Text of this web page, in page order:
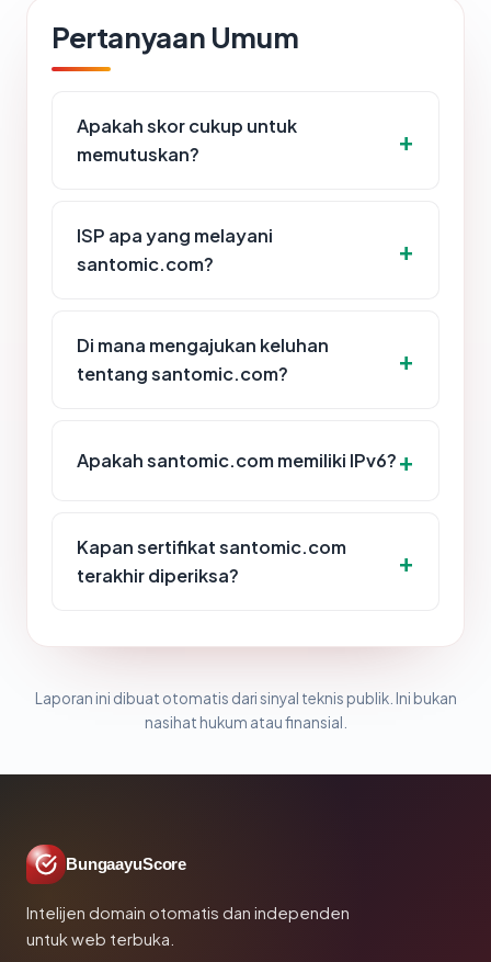
Pertanyaan Umum
Apakah skor cukup untuk
memutuskan?
ISP apa yang melayani
santomic.com?
Di mana mengajukan keluhan
tentang santomic.com?
Apakah santomic.com memiliki IPv6?
Kapan sertifikat santomic.com
terakhir diperiksa?
Laporan ini dibuat otomatis dari sinyal teknis publik. Ini bukan
nasihat hukum atau finansial.
BungaayuScore
Intelijen domain otomatis dan independen
untuk web terbuka.